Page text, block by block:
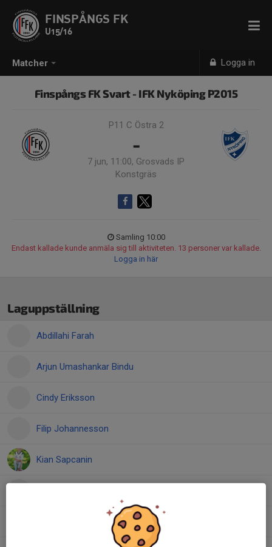
Matcher Logga in
FINSPÅNGS FK
U15/16
Finspångs FK Svart - IFK Nyköping P2015
P11 C Östra 2
-
7 jun, 11:00, Grosvads IP
Konstgräs
Samling 10:00
Endast kallade kunde anmäla sig till aktiviteten. 13 personer var kallade.
Logga in här
Laguppställning
Abdillahi Farah
Arjun Umashankar Bindu
Cindy Eriksson
Filip Johannesson
Kian Sapcanin
Mauwiya Hamid Omer Mohammad